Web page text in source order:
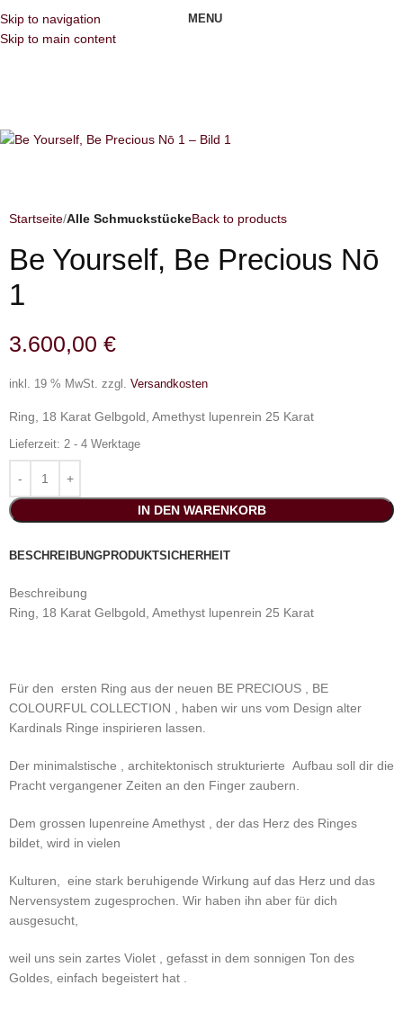
Skip to navigation
Skip to main content
MENU
Startseite Alle SchmuckstückeBack to products
Be Yourself, Be Precious Nō
1
3.600,00 €
inkl. 19 % MwSt. zzgl. Versandkosten
Ring, 18 Karat Gelbgold, Amethyst lupenrein 25 Karat
Lieferzeit: 2 - 4 Werktage
IN DEN WARENKORB
BESCHREIBUNGPRODUKTSICHERHEIT
Beschreibung
Ring, 18 Karat Gelbgold, Amethyst lupenrein 25 Karat
Für den ersten Ring aus der neuen BE PRECIOUS , BE
COLOURFUL COLLECTION , haben wir uns vom Design alter
Kardinals Ringe inspirieren lassen.
Der minimalstische , architektonisch strukturierte Aufbau soll dir die
Pracht vergangener Zeiten an den Finger zaubern.
Dem grossen lupenreine Amethyst , der das Herz des Ringes
bildet, wird in vielen
Kulturen, eine stark beruhigende Wirkung auf das Herz und das
Nervensystem zugesprochen. Wir haben ihn aber für dich
ausgesucht,
weil uns sein zartes Violet , gefasst in dem sonnigen Ton des
Goldes, einfach begeistert hat .